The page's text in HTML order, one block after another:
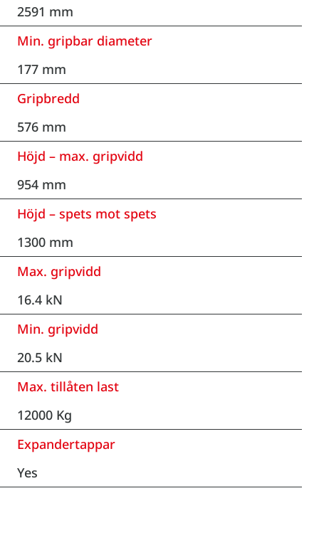
2591 mm
Min. gripbar diameter
177 mm
Gripbredd
576 mm
Höjd – max. gripvidd
954 mm
Höjd – spets mot spets
1300 mm
Max. gripvidd
16.4 kN
Min. gripvidd
20.5 kN
Max. tillåten last
12000 Kg
Expandertappar
Yes